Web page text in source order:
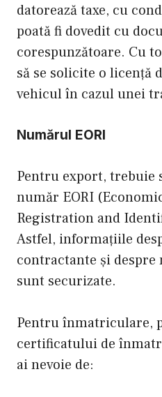
datorează taxe, cu
poată fi dovedit cu
corespunzătoare. Cu
să se solicite o licență
vehicul în cazul unei
Numărul EORI
Pentru export, trebuie
număr EORI
Registration and
Astfel, informațiile
contractante și
sunt securizate.
Pentru înmatriculare,
certificatului de
ai nevoie de: